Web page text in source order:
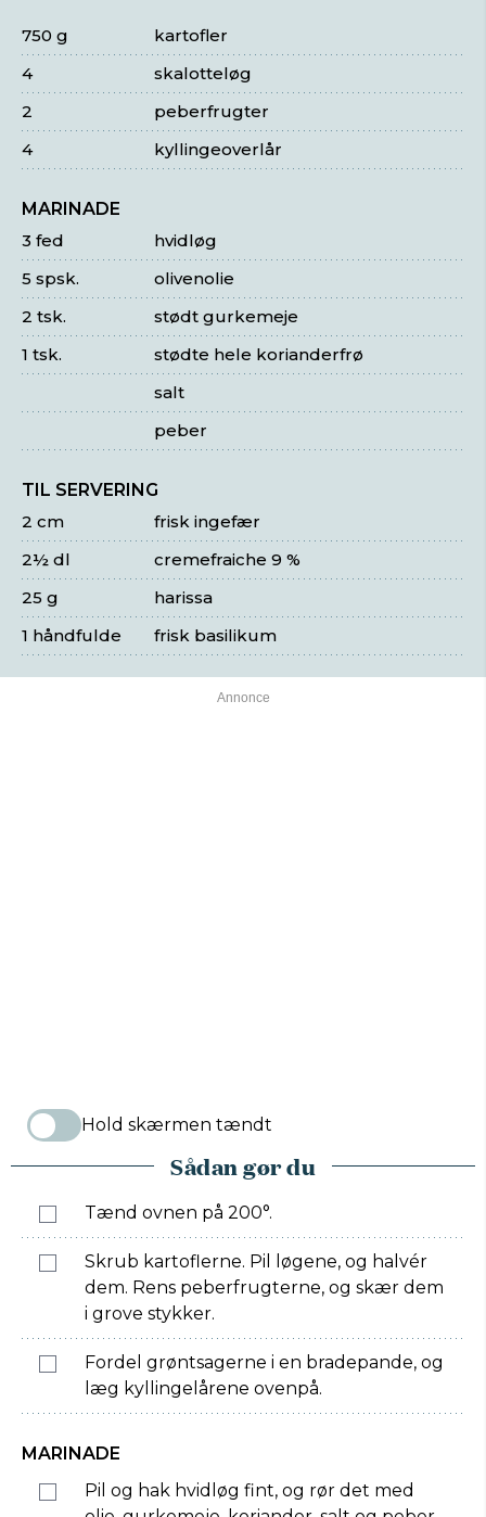
kartofler
750 g
skalotteløg
4
peberfrugter
2
kyllingeoverlår
4
MARINADE
hvidløg
3 fed
olivenolie
5 spsk.
stødt gurkemeje
2 tsk.
stødte hele korianderfrø
1 tsk.
salt
peber
TIL SERVERING
frisk ingefær
2 cm
cremefraiche 9 %
2½ dl
harissa
25 g
frisk basilikum
1 håndfulde
Hold skærmen tændt
Sådan gør du
Tænd ovnen på 200°.
Skrub kartoflerne. Pil løgene, og halvér
dem. Rens peberfrugterne, og skær dem
i grove stykker.
Fordel grøntsagerne i en bradepande, og
læg kyllingelårene ovenpå.
MARINADE
Pil og hak hvidløg fint, og rør det med